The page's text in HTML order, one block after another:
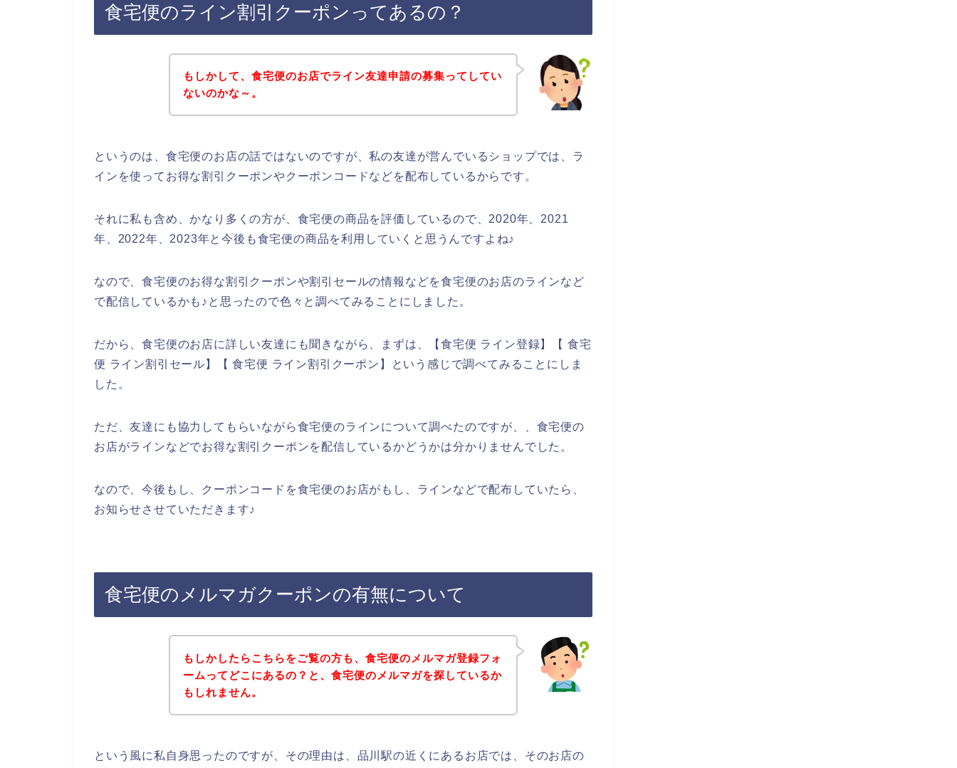
食宅便のライン割引クーポンってあるの？
もしかして、食宅便のお店でライン友達申請の募集ってしてい
ないのかな～。
というのは、食宅便のお店の話ではないのですが、私の友達が営んでいるショップでは、ラ
インを使ってお得な割引クーポンやクーポンコードなどを配布しているからです。
それに私も含め、かなり多くの方が、食宅便の商品を評価しているので、2020年、2021
年、2022年、2023年と今後も食宅便の商品を利用していくと思うんですよね♪
なので、食宅便のお得な割引クーポンや割引セールの情報などを食宅便のお店のラインなど
で配信しているかも♪と思ったので色々と調べてみることにしました。
だから、食宅便のお店に詳しい友達にも聞きながら、まずは、【食宅便 ライン登録】【 食宅
便 ライン割引セール】【 食宅便 ライン割引クーポン】という感じで調べてみることにしま
した。
ただ、友達にも協力してもらいながら食宅便のラインについて調べたのですが、、食宅便の
お店がラインなどでお得な割引クーポンを配信しているかどうかは分かりませんでした。
なので、今後もし、クーポンコードを食宅便のお店がもし、ラインなどで配布していたら、
お知らせさせていただきます♪
食宅便のメルマガクーポンの有無について
もしかしたらこちらをご覧の方も、食宅便のメルマガ登録フォ
ームってどこにあるの？と、食宅便のメルマガを探しているか
もしれません。
という風に私自身思ったのですが、その理由は、品川駅の近くにあるお店では、そのお店の